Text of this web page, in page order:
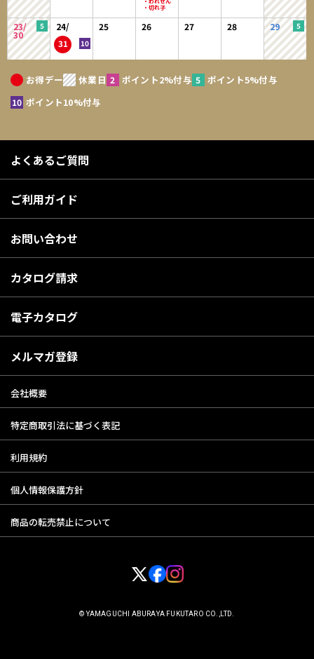
23/
30
24/
31
25 26 27 28 29
お得デー 休業日 ポイント2%付与
ポイント5%付与
ポイント10%付与
よくあるご質問
ご利用ガイド
お問い合わせ
カタログ請求
電子カタログ
メルマガ登録
会社概要
特定商取引法に基づく表記
利用規約
個人情報保護方針
商品の転売禁止について
© YAMAGUCHI ABURAYA FUKUTARO CO.,LTD.